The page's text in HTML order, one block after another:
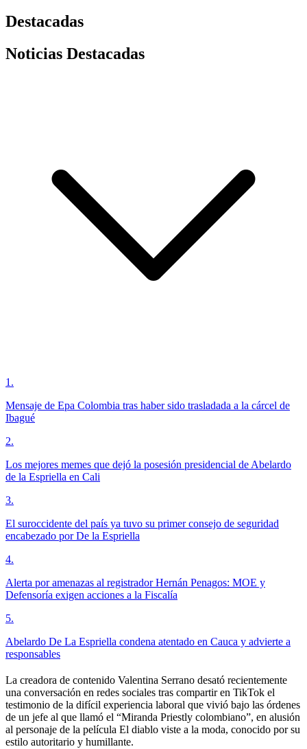
Destacadas
Noticias Destacadas
1 .
Mensaje de Epa Colombia tras haber sido trasladada a la cárcel de
Ibagué
2.
Los mejores memes que dejó la posesión presidencial de Abelardo
de la Espriella en Cali
3.
El suroccidente del país ya tuvo su primer consejo de seguridad
encabezado por De la Espriella
4.
Alerta por amenazas al registrador Hernán Penagos: MOE y
Defensoría exigen acciones a la Fiscalía
5.
Abelardo De La Espriella condena atentado en Cauca y advierte a
responsables
La creadora de contenido Valentina Serrano desató recientemente
una conversación en redes sociales tras compartir en TikTok el
testimonio de la difícil experiencia laboral que vivió bajo las órdenes
de un jefe al que llamó el “Miranda Priestly colombiano”, en alusión
al personaje de la película El diablo viste a la moda, conocido por su
estilo autoritario y humillante.